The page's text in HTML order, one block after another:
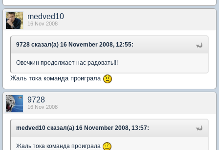
medved10
16 Nov 2008
9728 сказал(а) 16 November 2008, 12:55:
Овечкин продолжает нас радовать!!!
Жаль тока команда проиграла
9728
16 Nov 2008
medved10 сказал(а) 16 November 2008, 13:57:
Жаль тока команда проиграла